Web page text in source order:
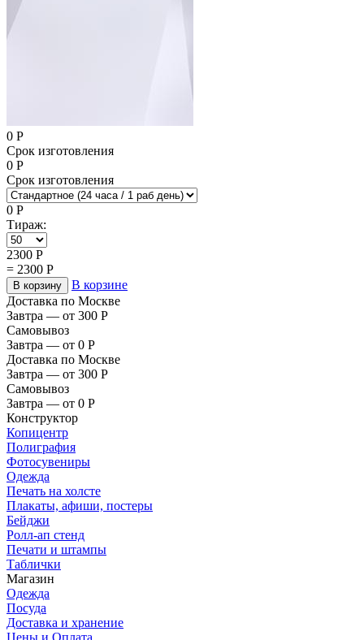
0 Р
Срок изготовления
0 Р
Срок изготовления
0 Р
Тираж:
2300 Р
= 2300 Р
В корзину
В корзине
Доставка по Москве
Завтра — от 300 Р
Самовывоз
Завтра — от 0 Р
Доставка по Москве
Завтра — от 300 Р
Самовывоз
Завтра — от 0 Р
Конструктор
Копицентр
Полиграфия
Фотосувениры
Одежда
Печать на холсте
Плакаты, афиши, постеры
Бейджи
Ролл-ап стенд
Печати и штампы
Таблички
Магазин
Одежда
Посуда
Доставка и хранение
Цены и Оплата